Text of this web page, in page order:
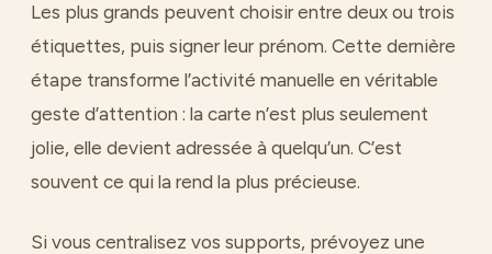
Les plus grands peuvent choisir entre deux ou trois
étiquettes, puis signer leur prénom. Cette dernière
étape transforme l’activité manuelle en véritable
geste d’attention : la carte n’est plus seulement
jolie, elle devient adressée à quelqu’un. C’est
souvent ce qui la rend la plus précieuse.
Si vous centralisez vos supports, prévoyez une